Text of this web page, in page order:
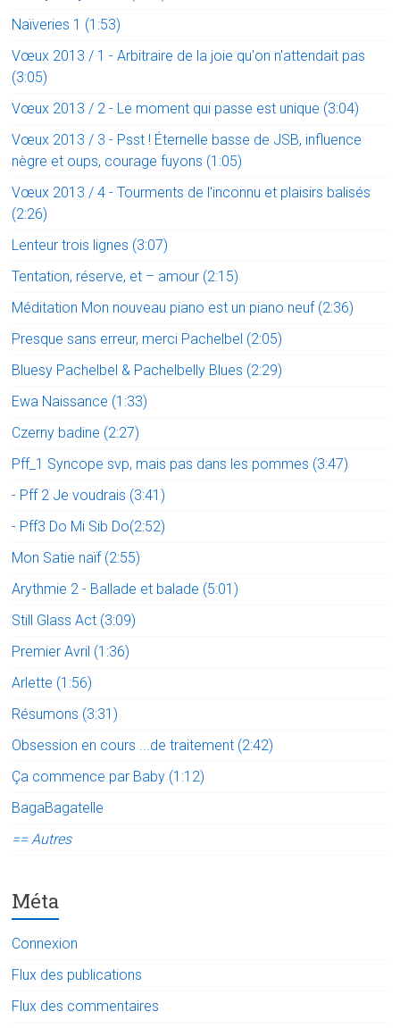
Naïveries 1 (1:53)
Vœux 2013 / 1 - Arbitraire de la joie qu'on n'attendait pas
(3:05)
Vœux 2013 / 2 - Le moment qui passe est unique (3:04)
Vœux 2013 / 3 - Psst ! Éternelle basse de JSB, influence
nègre et oups, courage fuyons (1:05)
Vœux 2013 / 4 - Tourments de l'inconnu et plaisirs balisés
(2:26)
Lenteur trois lignes (3:07)
Tentation, réserve, et – amour (2:15)
Méditation Mon nouveau piano est un piano neuf (2:36)
Presque sans erreur, merci Pachelbel (2:05)
Bluesy Pachelbel & Pachelbelly Blues (2:29)
Ewa Naissance (1:33)
Czerny badine (2:27)
Pff_1 Syncope svp, mais pas dans les pommes (3:47)
- Pff 2 Je voudrais (3:41)
- Pff3 Do Mi Sib Do(2:52)
Mon Satie naïf (2:55)
Arythmie 2 - Ballade et balade (5:01)
Still Glass Act (3:09)
Premier Avril (1:36)
Arlette (1:56)
Résumons (3:31)
Obsession en cours ...de traitement (2:42)
Ça commence par Baby (1:12)
BagaBagatelle
== Autres
Méta
Connexion
Flux des publications
Flux des commentaires